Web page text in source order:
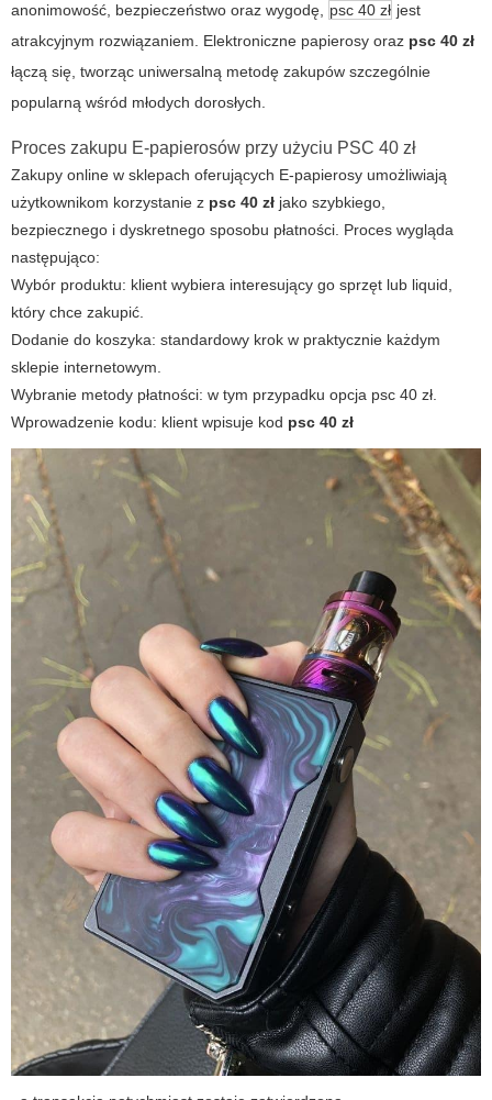
anonimowość, bezpieczeństwo oraz wygodę, psc 40 zł jest
atrakcyjnym rozwiązaniem. Elektroniczne papierosy oraz psc 40 zł
łączą się, tworząc uniwersalną metodę zakupów szczególnie
popularną wśród młodych dorosłych.
Proces zakupu E-papierosów przy użyciu PSC 40 zł
Zakupy online w sklepach oferujących E-papierosy umożliwiają
użytkownikom korzystanie z psc 40 zł jako szybkiego,
bezpiecznego i dyskretnego sposobu płatności. Proces wygląda
następująco:
Wybór produktu: klient wybiera interesujący go sprzęt lub liquid,
który chce zakupić.
Dodanie do koszyka: standardowy krok w praktycznie każdym
sklepie internetowym.
Wybranie metody płatności: w tym przypadku opcja psc 40 zł.
Wprowadzenie kodu: klient wpisuje kod psc 40 zł